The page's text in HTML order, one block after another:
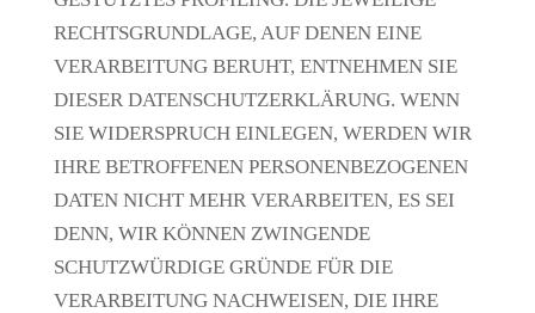
RECHTSGRUNDLAGE, AUF DENEN EINE
VERARBEITUNG BERUHT, ENTNEHMEN SIE
DIESER DATENSCHUTZERKLÄRUNG. WENN
SIE WIDERSPRUCH EINLEGEN, WERDEN WIR
IHRE BETROFFENEN PERSONENBEZOGENEN
DATEN NICHT MEHR VERARBEITEN, ES SEI
DENN, WIR KÖNNEN ZWINGENDE
SCHUTZWÜRDIGE GRÜNDE FÜR DIE
VERARBEITUNG NACHWEISEN, DIE IHRE